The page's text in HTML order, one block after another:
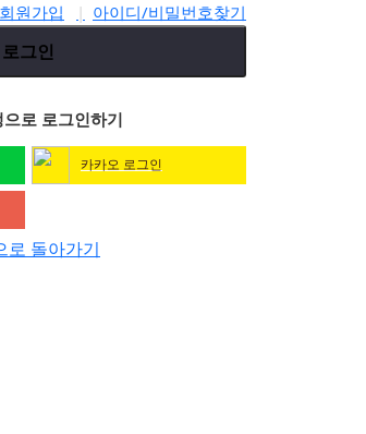
회원가입 아이디/비밀번호찾기
로그인
로 로그인하기
카카오 로그인
로 돌아가기